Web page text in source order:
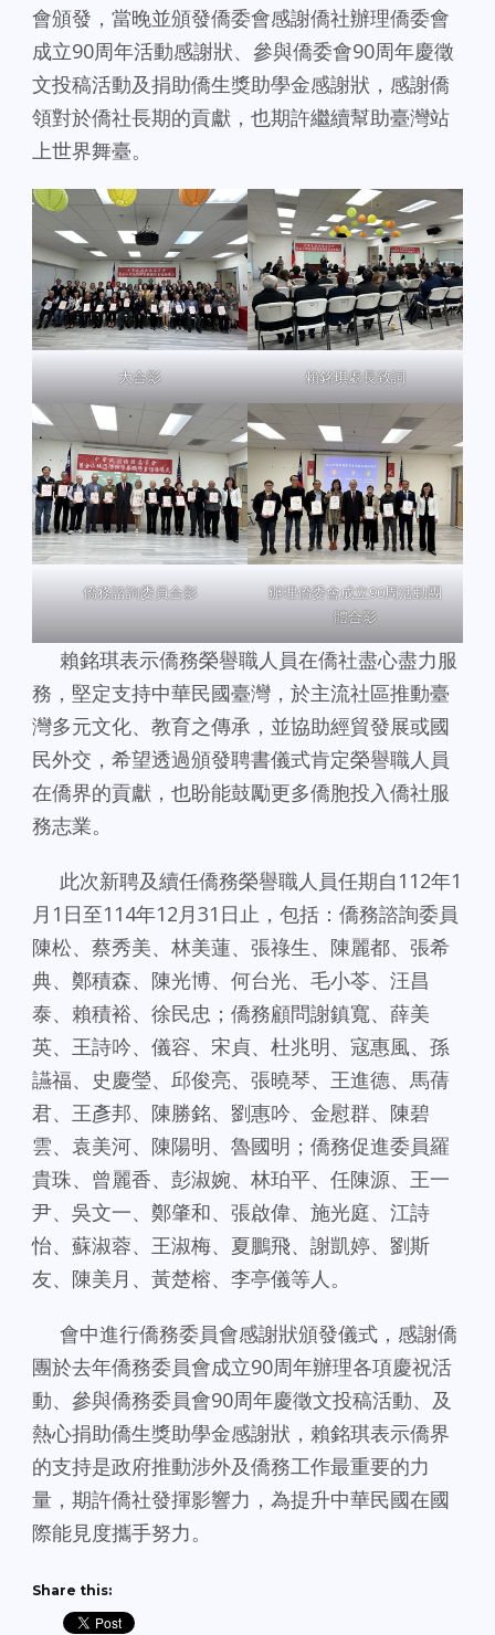
會頒發，當晚並頒發僑委會感謝僑社辦理僑委會
成立90周年活動感謝狀、參與僑委會90周年慶徵
文投稿活動及捐助僑生獎助學金感謝狀，感謝僑
領對於僑社長期的貢獻，也期許繼續幫助臺灣站
上世界舞臺。
大合影 賴銘琪處長致詞
僑務諮詢委員合影
辦理僑委會成立90周活動團
體合影
賴銘琪表示僑務榮譽職人員在僑社盡心盡力服
務，堅定支持中華民國臺灣，於主流社區推動臺
灣多元文化、教育之傳承，並協助經貿發展或國
民外交，希望透過頒發聘書儀式肯定榮譽職人員
在僑界的貢獻，也盼能鼓勵更多僑胞投入僑社服
務志業。
此次新聘及續任僑務榮譽職人員任期自112年1
月1日至114年12月31日止，包括：僑務諮詢委員
陳松、蔡秀美、林美蓮、張祿生、陳麗都、張希
典、鄭積森、陳光博、何台光、毛小苓、汪昌
泰、賴積裕、徐民忠；僑務顧問謝鎮寬、薛美
英、王詩吟、儀容、宋貞、杜兆明、寇惠風、孫
讌福、史慶瑩、邱俊亮、張曉琴、王進德、馬蒨
君、王彥邦、陳勝銘、劉惠吟、金慰群、陳碧
雲、袁美河、陳陽明、魯國明；僑務促進委員羅
貴珠、曾麗香、彭淑婉、林珀平、任陳源、王一
尹、吳文一、鄭肇和、張啟偉、施光庭、江詩
怡、蘇淑蓉、王淑梅、夏鵬飛、謝凱婷、劉斯
友、陳美月、黃楚榕、李亭儀等人。
會中進行僑務委員會感謝狀頒發儀式，感謝僑
團於去年僑務委員會成立90周年辦理各項慶祝活
動、參與僑務委員會90周年慶徵文投稿活動、及
熱心捐助僑生獎助學金感謝狀，賴銘琪表示僑界
的支持是政府推動涉外及僑務工作最重要的力
量，期許僑社發揮影響力，為提升中華民國在國
際能見度攜手努力。
Share this: